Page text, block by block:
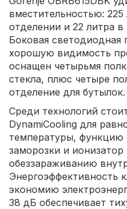
вместительностью:
отделении и 22 литра
Боковая светодиодная
хорошую видимость
оснащен четырьмя
стекла, плюс четыре
отделение для бутылок.
Среди технологий
DynamiCooling для
температуры, функцию
заморозки и
обеззараживанию
Энергоэффективность
экономию
38 дБ обеспечивает